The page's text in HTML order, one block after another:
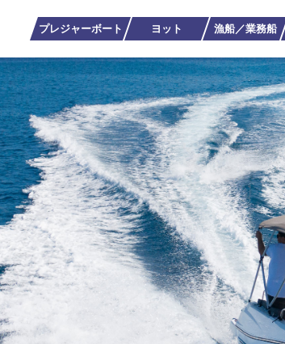
プレジャーボート ヨット 漁船／業務船